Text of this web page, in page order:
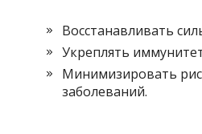
Восстанавливать
Укреплять
Минимизировать
заболеваний.